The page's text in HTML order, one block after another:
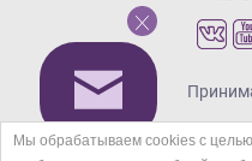
Мы обрабатываем cookies с